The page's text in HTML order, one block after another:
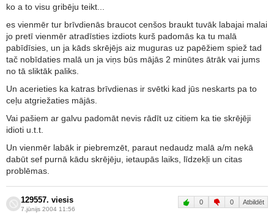
ko a to visu gribēju teikt...
es vienmēr tur brīvdienās braucot cenšos braukt tuvāk labajai malai
jo pretī vienmēr atradīsties izdiots kurš padomās ka tu malā
pabīdīsies, un ja kāds skrējējs aiz muguras uz papēžiem spiež tad
tač nobīdaties malā un ja viņs būs mājās 2 minūtes ātrāk vai jums
no tā sliktāk paliks.
Un acerieties ka katras brīvdienas ir svētki kad jūs neskarts pa to
ceļu atgriežaties mājās.
Vai pašiem ar galvu padomāt nevis rādīt uz citiem ka tie skrējēji
idioti u.t.t.
Un vienmēr labāk ir piebremzēt, paraut nedaudz malā a/m nekā
dabūt sef purnā kādu skrējēju, ietaupās laiks, līdzekļi un citas
problēmas.
129557. viesis
7.jūnijs 2004 11:56
0 0 Atbildēt